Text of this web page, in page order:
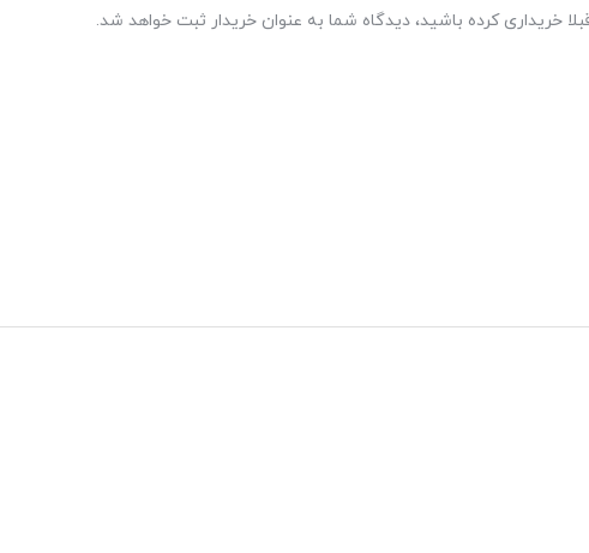
مجلس شورای اسلامی
مجلس شورای اسلامی
انتخابات مختلف
خریداری کرده باشید، دیدگاه شما به عنوان خریدار ثبت خواهد شد.